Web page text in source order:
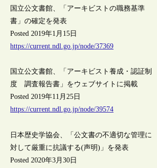
国立公文書館、「アーキビストの職務基準
書」の確定を発表
Posted 2019年1月15日
https://current.ndl.go.jp/node/37369
国立公文書館、「アーキビスト養成・認証制
度 調査報告書」をウェブサイトに掲載
Posted 2019年11月25日
https://current.ndl.go.jp/node/39574
日本歴史学協会、「公文書の不適切な管理に
対して厳重に抗議する(声明)」を発表
Posted 2020年3月30日